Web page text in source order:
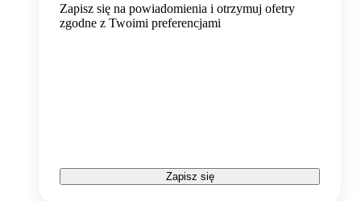
Zapisz się na powiadomienia i otrzymuj ofetry
zgodne z Twoimi preferencjami
Zapisz się